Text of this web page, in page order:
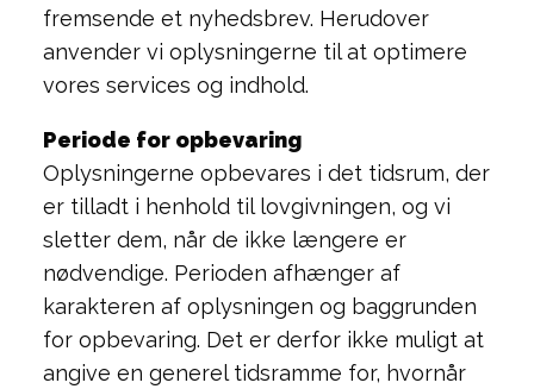
fremsende et nyhedsbrev. Herudover
anvender vi oplysningerne til at optimere
vores services og indhold.
Periode for opbevaring
Oplysningerne opbevares i det tidsrum, der
er tilladt i henhold til lovgivningen, og vi
sletter dem, når de ikke længere er
nødvendige. Perioden afhænger af
karakteren af oplysningen og baggrunden
for opbevaring. Det er derfor ikke muligt at
angive en generel tidsramme for, hvornår